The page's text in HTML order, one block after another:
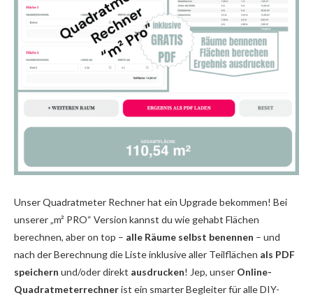
Unser Quadratmeter Rechner hat ein Upgrade bekommen! Bei
unserer „m² PRO“ Version kannst du wie gehabt Flächen
berechnen, aber on top – alle Räume selbst benennen – und
nach der Berechnung die Liste inklusive aller Teilflächen als PDF
speichern und/oder direkt ausdrucken! Jep, unser Online-
Quadratmeterrechnerist ein smarter Begleiter für alle DIY-